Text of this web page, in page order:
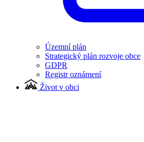
Územní plán
Strategický plán rozvoje obce
GDPR
Registr oznámení
Život v obci